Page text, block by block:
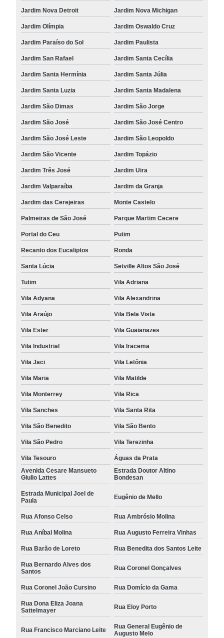
Jardim Nova Detroit Jardim Nova Michigan
Jardim Olímpia Jardim Oswaldo Cruz
Jardim Paraíso do Sol Jardim Paulista
Jardim San Rafael Jardim Santa Cecília
Jardim Santa Hermínia Jardim Santa Júlia
Jardim Santa Luzia Jardim Santa Madalena
Jardim São Dimas Jardim São Jorge
Jardim São José Jardim São José Centro
Jardim São José Leste Jardim São Leopoldo
Jardim São Vicente Jardim Topázio
Jardim Três José Jardim Uira
Jardim Valparaíba Jardim da Granja
Jardim das Cerejeiras Monte Castelo
Palmeiras de São José Parque Martim Cecere
Portal do Ceu Putim
Recanto dos Eucaliptos Ronda
Santa Lúcia Setville Altos São José
Tutim Vila Adriana
Vila Adyana Vila Alexandrina
Vila Araújo Vila Bela Vista
Vila Ester Vila Guaianazes
Vila Industrial Vila Iracema
Vila Jaci Vila Letônia
Vila Maria Vila Matilde
Vila Monterrey Vila Rica
Vila Sanches Vila Santa Rita
Vila São Benedito Vila São Bento
Vila São Pedro Vila Terezinha
Vila Tesouro
Águas da Prata
Avenida Cesare Mansueto
Giulio Lattes
Estrada Doutor Altino
Bondesan
Estrada Municipal Joel de
Paula
Eugênio de Mello
Rua Afonso Celso Rua Ambrósio Molina
Rua Aníbal Molina Rua Augusto Ferreira Vinhas
Rua Barão de Loreto Rua Benedita dos Santos Leite
Rua Bernardo Alves dos
Santos
Rua Coronel Gonçalves
Rua Coronel João Cursino Rua Domício da Gama
Rua Dona Eliza Joana
Sattelmayer
Rua Eloy Porto
Rua Francisco Marciano Leite
Rua General Eugênio de
Augusto Melo